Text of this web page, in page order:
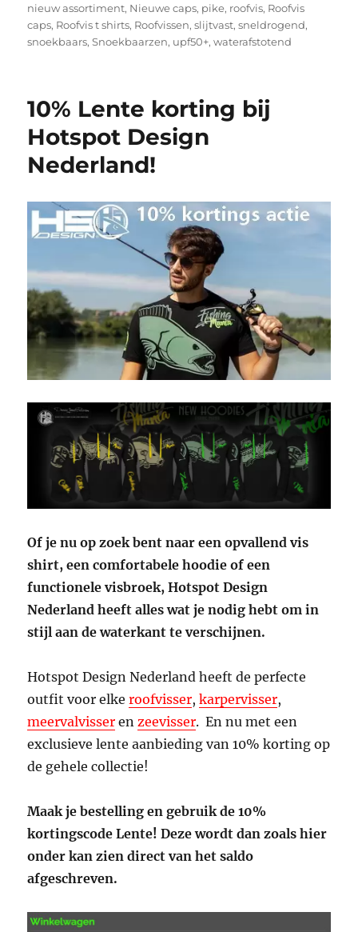
nieuw assortiment, Nieuwe caps, pike, roofvis, Roofvis
caps, Roofvis t shirts, Roofvissen,slijtvast,sneldrogend,
snoekbaars,Snoekbaarzen, upf50+,waterafstotend
10% Lente korting bij
Hotspot Design
Nederland!
Of je nu op zoek bent naar een opvallend vis
shirt, een comfortabele hoodie of een
functionele visbroek, Hotspot Design
Nederland heeft alles wat je nodig hebt om in
stijl aan de waterkant te verschijnen.
Hotspot Design Nederland heeft de perfecte
outfit voor elkeroofvisser,karpervisser,
meervalvisser en zeevisser. En nu met een
exclusieve lente aanbieding van 10% korting op
de gehele collectie!
Maak je bestelling en gebruik de 10%
kortingscode Lente! Deze wordt dan zoals hier
onder kan zien direct van het saldo
afgeschreven.